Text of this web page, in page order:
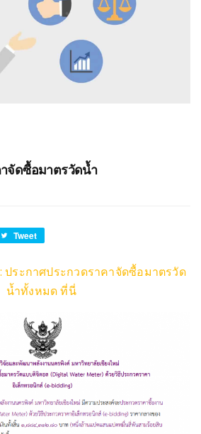
เชียงใหม่
จัดซื้อมาตรวัดน้ำ
Tweet
ประกาศประกวดราคาจัดซื้อมาตรวัด
น้ำทั้งหมด ที่นี่